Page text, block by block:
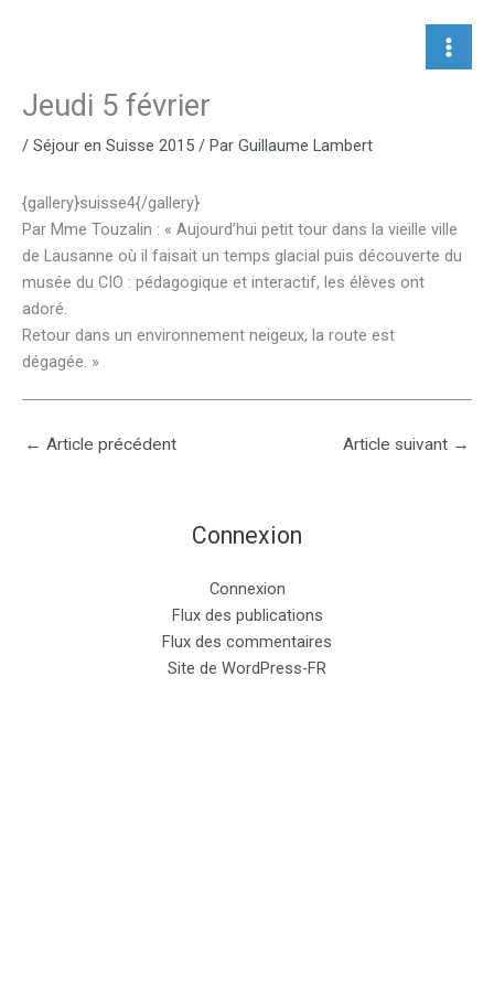
Jeudi 5 février
/ Séjour en Suisse 2015 / Par Guillaume Lambert
{gallery}suisse4{/gallery}
Par Mme Touzalin : « Aujourd’hui petit tour dans la vieille ville
de Lausanne où il faisait un temps glacial puis découverte du
musée du CIO : pédagogique et interactif, les élèves ont
adoré.
Retour dans un environnement neigeux, la route est
dégagée. »
← Article précédent Article suivant →
Connexion
Connexion
Flux des publications
Flux des commentaires
Site de WordPress-FR